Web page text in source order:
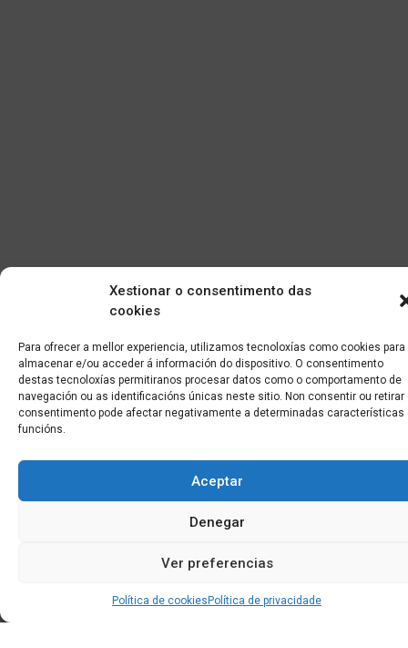
Xestionar o consentimento das
cookies
Para ofrecer a mellor experiencia, utilizamos tecnoloxías como cookies para
almacenar e/ou acceder á información do dispositivo. O consentimento
destas tecnoloxías permitiranos procesar datos como o comportamento de
navegación ou as identificacións únicas neste sitio. Non consentir ou retirar
consentimento pode afectar negativamente a determinadas características
funcións.
Aceptar
Denegar
Ver preferencias
Política de cookies Política de privacidade